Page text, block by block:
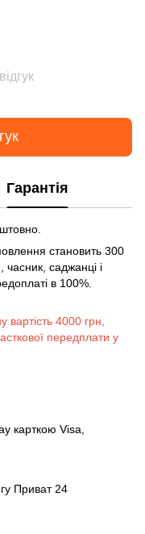
Гарантія
становить 300
саджанці і
в 100%.
4000 грн,
передплати у
карткою Visa,
Приват 24